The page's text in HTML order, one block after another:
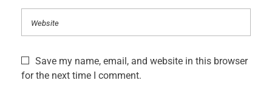
Save my name, email, and website in this browser
for the next time I comment.